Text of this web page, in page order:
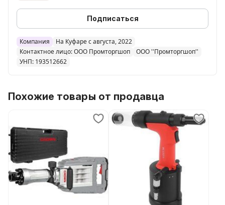
Подписаться
Компания
На Куфаре с августа, 2022
Контактное лицо: ООО Промторгшоп
ООО ''Промторгшоп''
УНП: 193512662
Похожие товары от продавца